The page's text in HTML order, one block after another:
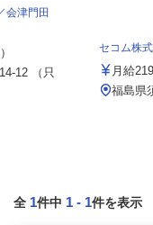
会津門田
12 （只
セコム株
月給
福島県
全 1件中 1 - 1件を表示